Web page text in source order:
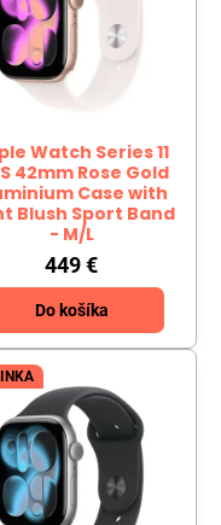
Watch Series 11
42mm Rose Gold
Case with
Blush Sport Band
- M/L
449 €
Do košíka